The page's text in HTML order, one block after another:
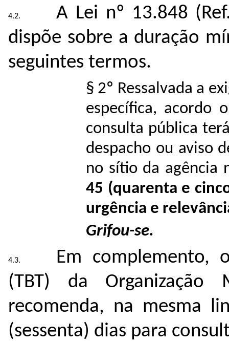
A Lei nº 13.848
dispõe sobre a duração
seguintes termos.
§ 2º Ressalvada a
específica, acordo
consulta pública
despacho ou aviso
no sítio da agência
45 (quarenta e
urgência e
Grifou-se.
Em complemento,
(TBT) da Organização
recomenda, na mesma
(sessenta) dias para